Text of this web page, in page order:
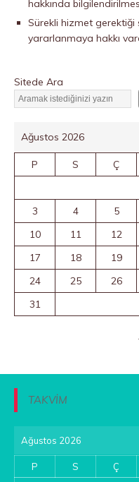
hakkında
Sürekli hizmet gerektiği
yararlanmaya hakkı
Sitede Ara
Ağustos 2026
P S Ç
3
4 5
10
11 12
17
18 19
24
25 26
31
TAKVİM
Ağustos 2026
P S Ç